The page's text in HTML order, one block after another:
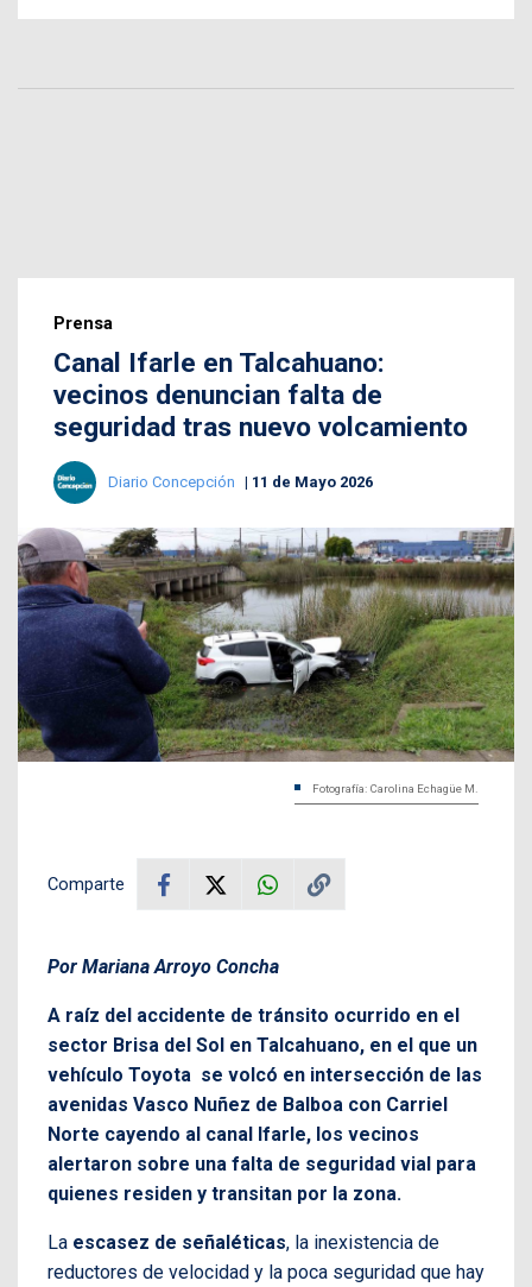
Prensa
Canal Ifarle en Talcahuano:
vecinos denuncian falta de
seguridad tras nuevo volcamiento
Diario Concepción 11 de Mayo 2026
Fotografía: Carolina Echagüe M.
Comparte
Por Mariana Arroyo Concha
A raíz del accidente de tránsito ocurrido en el
sector Brisa del Sol en Talcahuano, en el que un
vehículo Toyota se volcó en intersección de las
avenidas Vasco Nuñez de Balboa con Carriel
Norte cayendo al canal Ifarle, los vecinos
alertaron sobre una falta de seguridad vial para
quienes residen y transitan por la zona.
La escasez de señaléticas, la inexistencia de
reductores de velocidad y la poca seguridad que hay